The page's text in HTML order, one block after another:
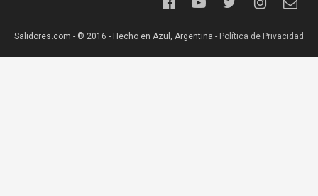
Salidores.com - ® 2016 - Hecho en Azul, Argentina - Política de Privacidad